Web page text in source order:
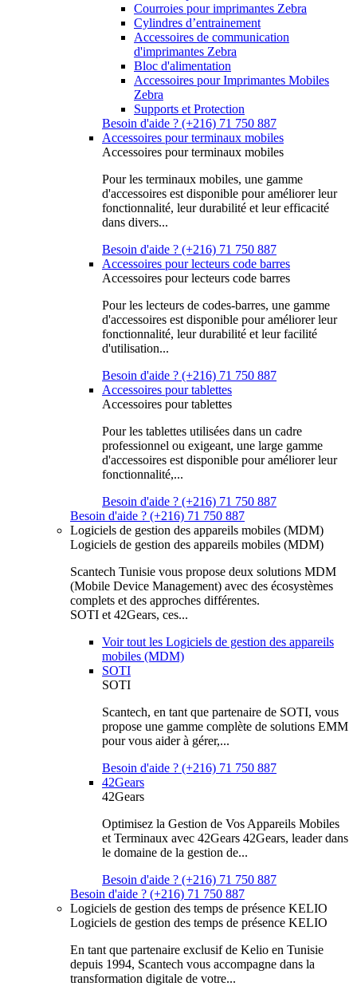
Courroies pour imprimantes Zebra
Cylindres d’entrainement
Accessoires de communication
d'imprimantes Zebra
Bloc d'alimentation
Accessoires pour Imprimantes Mobiles
Zebra
Supports et Protection
Besoin d'aide ? (+216) 71 750 887
Accessoires pour terminaux mobiles
Accessoires pour terminaux mobiles
Pour les terminaux mobiles, une gamme
d'accessoires est disponible pour améliorer leur
fonctionnalité, leur durabilité et leur efficacité
dans divers...
Besoin d'aide ? (+216) 71 750 887
Accessoires pour lecteurs code barres
Accessoires pour lecteurs code barres
Pour les lecteurs de codes-barres, une gamme
d'accessoires est disponible pour améliorer leur
fonctionnalité, leur durabilité et leur facilité
d'utilisation...
Besoin d'aide ? (+216) 71 750 887
Accessoires pour tablettes
Accessoires pour tablettes
Pour les tablettes utilisées dans un cadre
professionnel ou exigeant, une large gamme
d'accessoires est disponible pour améliorer leur
fonctionnalité,...
Besoin d'aide ? (+216) 71 750 887
Besoin d'aide ? (+216) 71 750 887
Logiciels de gestion des appareils mobiles (MDM)
Logiciels de gestion des appareils mobiles (MDM)
Scantech Tunisie vous propose deux solutions MDM
(Mobile Device Management) avec des écosystèmes
complets et des approches différentes.
SOTI et 42Gears, ces...
Voir tout les Logiciels de gestion des appareils
mobiles (MDM)
SOTI
SOTI
Scantech, en tant que partenaire de SOTI, vous
propose une gamme complète de solutions EMM
pour vous aider à gérer,...
Besoin d'aide ? (+216) 71 750 887
42Gears
42Gears
Optimisez la Gestion de Vos Appareils Mobiles
et Terminaux avec 42Gears 42Gears, leader dans
le domaine de la gestion de...
Besoin d'aide ? (+216) 71 750 887
Besoin d'aide ? (+216) 71 750 887
Logiciels de gestion des temps de présence KELIO
Logiciels de gestion des temps de présence KELIO
En tant que partenaire exclusif de Kelio en Tunisie
depuis 1994, Scantech vous accompagne dans la
transformation digitale de votre...